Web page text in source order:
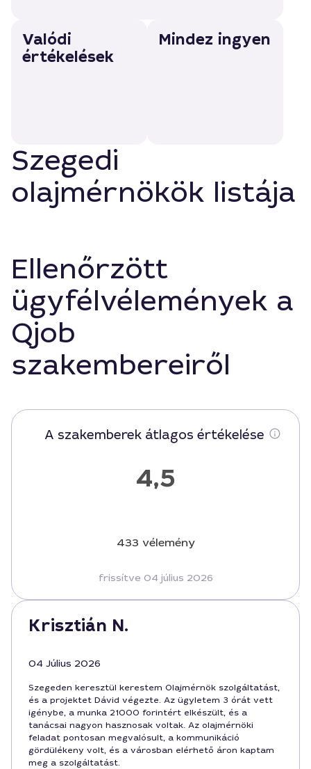
Valódi
értékelések
Mindez ingyen
Szegedi
olajmérnökök listája
Ellenőrzött
ügyfélvélemények a
Qjob
szakembereiről
A szakemberek átlagos értékelése
4,5
433 vélemény
frissítve 04 július 2026
Krisztián N.
04 Július 2026
Szegeden keresztül kerestem Olajmérnök szolgáltatást,
és a projektet Dávid végezte. Az ügyletem 3 órát vett
igénybe, a munka 21000 forintért elkészült, és a
tanácsai nagyon hasznosak voltak. Az olajmérnöki
feladat pontosan megvalósult, a kommunikáció
gördülékeny volt, és a városban elérhető áron kaptam
meg a szolgáltatást.